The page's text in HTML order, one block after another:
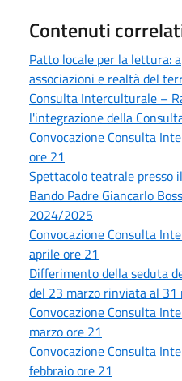
Contenuti
Patto locale per la lettura:
associazioni e realtà del
Consulta Interculturale –
l'integrazione della
Convocazione Consulta
ore 21
Spettacolo teatrale presso
Bando Padre Giancarlo
2024/2025
Convocazione Consulta
aprile ore 21
Differimento della seduta
del 23 marzo rinviata al 31
Convocazione Consulta
marzo ore 21
Convocazione Consulta
febbraio ore 21